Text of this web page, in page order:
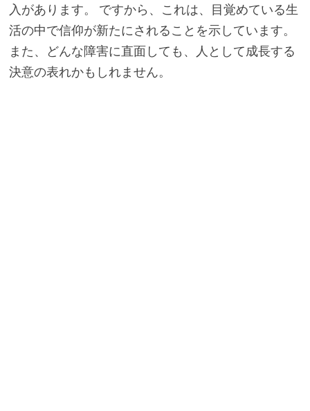
入があります。 ですから、これは、目覚めている生
活の中で信仰が新たにされることを示しています。
また、どんな障害に直面しても、人として成長する
決意の表れかもしれません。